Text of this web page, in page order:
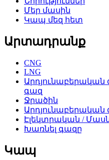
Մեր մասին
Կապ մեզ հետ
Արտադրանք
CNG
LNG
գազ
Ջրածին
Արդյունաբերական
Էլեկտրական /
Խառնել գազը
Կապ